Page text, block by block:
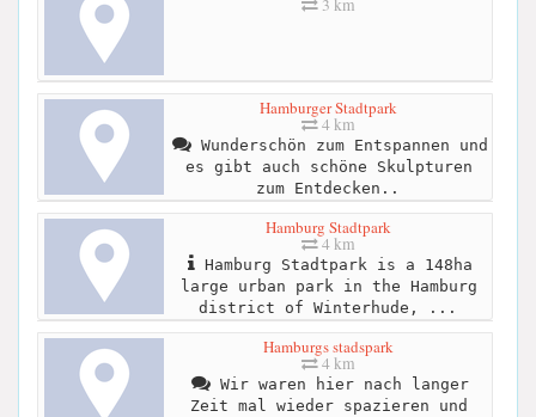
3 km
Hamburger Stadtpark
4 km
Wunderschön zum Entspannen und
es gibt auch schöne Skulpturen
zum Entdecken..
Hamburg Stadtpark
4 km
Hamburg Stadtpark is a 148ha
large urban park in the Hamburg
district of Winterhude, ...
Hamburgs stadspark
4 km
Wir waren hier nach langer
Zeit mal wieder spazieren und